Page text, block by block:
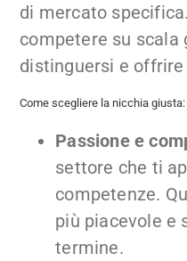
di mercato
competere su scala
distinguersi e
Come scegliere la nicchia giusta:
Passione e
settore che ti
competenze.
più piacevole e
termine.